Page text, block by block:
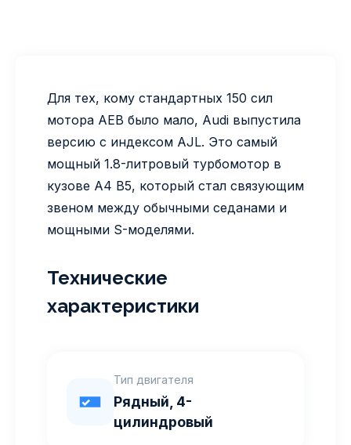
Для тех, кому стандартных 150 сил
мотора AEB было мало, Audi выпустила
версию с индексом AJL. Это самый
мощный 1.8-литровый турбомотор в
кузове A4 B5, который стал связующим
звеном между обычными седанами и
мощными S-моделями.
Технические
характеристики
Тип двигателя
Рядный, 4-
цилиндровый